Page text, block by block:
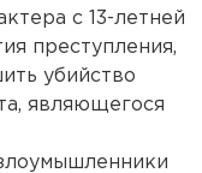
с 13-летней
преступления,
убийство
являющегося